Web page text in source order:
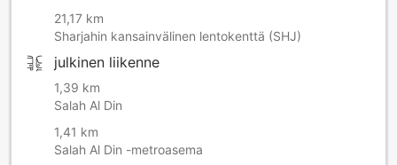
21,17 km
Sharjahin kansainvälinen lentokenttä (SHJ)
julkinen liikenne
1,39 km
Salah Al Din
1,41 km
Salah Al Din -metroasema